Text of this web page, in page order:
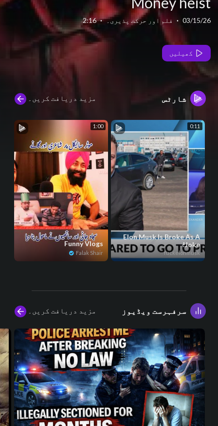
03/15/26
· فلم اور حرکت پذیری۔ ·
2:16
کھیلیں
شارٹس مزید دریافت کریں۔
1:00
Funny Vlogs
Falak Shair
0:11
Elon Musk Is Broke As A
Joke!
fuckelonmusk
سرفہرست ویڈیوز مزید دریافت کریں۔